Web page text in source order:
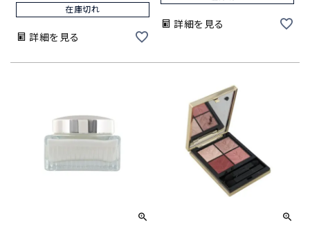
在庫切れ
詳細を見る
詳細を見る